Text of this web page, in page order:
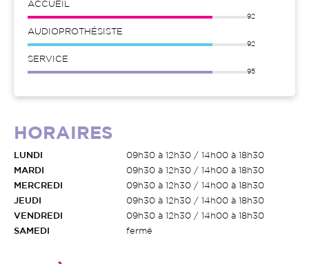
ACCUEIL
92
AUDIOPROTHÉSISTE
92
SERVICE
95
HORAIRES
LUNDI
09h30 à 12h30 / 14h00 à 18h30
MARDI
09h30 à 12h30 / 14h00 à 18h30
MERCREDI
09h30 à 12h30 / 14h00 à 18h30
JEUDI
09h30 à 12h30 / 14h00 à 18h30
VENDREDI
09h30 à 12h30 / 14h00 à 18h30
SAMEDI
fermé